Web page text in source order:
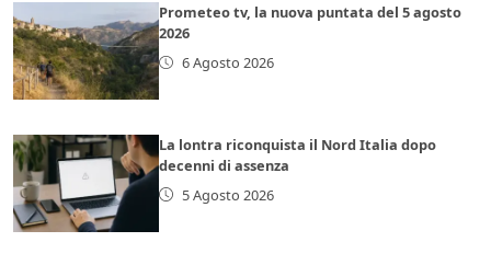
Prometeo tv, la nuova puntata del 5 agosto
2026
6 Agosto 2026
La lontra riconquista il Nord Italia dopo
decenni di assenza
5 Agosto 2026